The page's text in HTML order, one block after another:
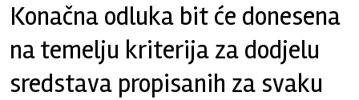
Konačna odluka bit će donesena
na temelju kriterija za dodjelu
sredstava propisanih za svaku